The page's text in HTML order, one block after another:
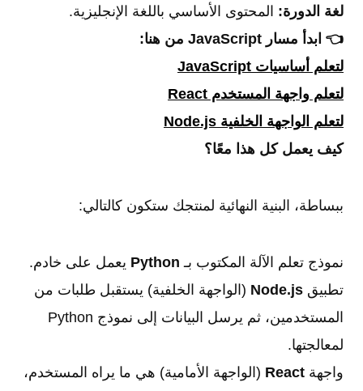
لغة الدورة: المحتوى الأساسي باللغة الإنجليزية.
👈 ابدأ مسار JavaScript من هنا:
لتعلم أساسيات JavaScript
لتعلم واجهة المستخدم React
لتعلم الواجهة الخلفية Node.js
كيف يعمل كل هذا معًا؟
ببساطة، البنية النهائية لمنتجك ستكون كالتالي:
نموذج تعلم الآلة المكتوب بـ Python يعمل على خادم.
تطبيق Node.js (الواجهة الخلفية) يستقبل طلبات من
المستخدمين، ثم يرسل البيانات إلى نموذج Python
لمعالجتها.
واجهة React (الواجهة الأمامية) هي ما يراه المستخدم،